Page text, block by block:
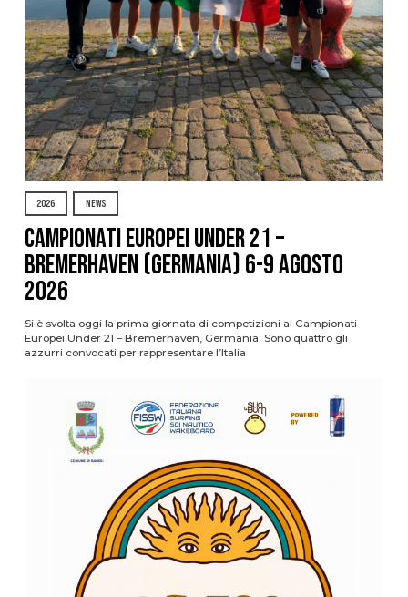
2026 NEWS
Campionati Europei Under 21 –
Bremerhaven (Germania) 6-9 agosto
2026
Si è svolta oggi la prima giornata di competizioni ai Campionati
Europei Under 21 – Bremerhaven, Germania. Sono quattro gli
azzurri convocati per rappresentare l’Italia